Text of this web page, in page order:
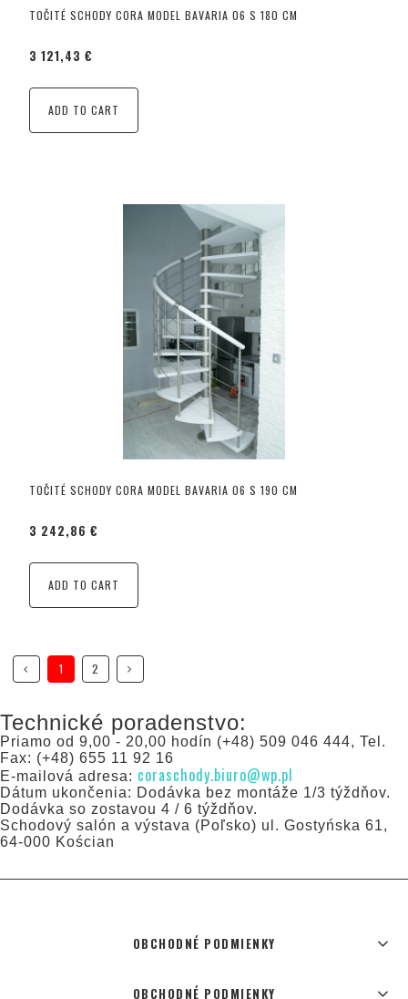
TOČITÉ SCHODY CORA MODEL BAVARIA 06 S 180 CM
3 121,43 €
ADD TO CART
TOČITÉ SCHODY CORA MODEL BAVARIA 06 S 190 CM
3 242,86 €
ADD TO CART
1 2
Technické poradenstvo:
Priamo od 9,00 - 20,00 hodín (+48) 509 046 444, Tel.
Fax: (+48) 655 11 92 16
E-mailová adresa: coraschody.biuro@wp.pl
Dátum ukončenia: Dodávka bez montáže 1/3 týždňov.
Dodávka so zostavou 4 / 6 týždňov.
Schodový salón a výstava (Poľsko) ul. Gostyńska 61,
64-000 Kościan
OBCHODNÉ PODMIENKY
OBCHODNÉ PODMIENKY